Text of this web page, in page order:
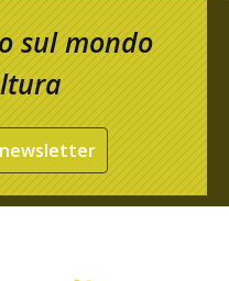
sul mondo